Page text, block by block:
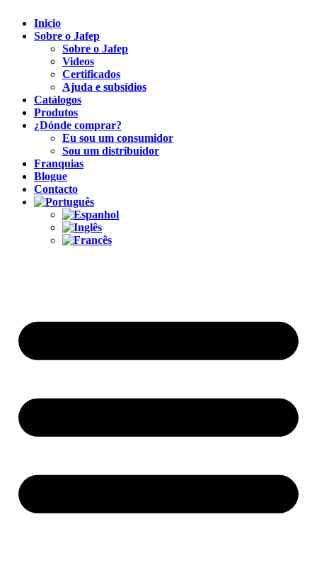
Inicio
Sobre o Jafep
Sobre o Jafep
Videos
Certificados
Ajuda e subsídios
Catálogos
Produtos
¿Dónde comprar?
Eu sou um consumidor
Sou um distribuidor
Franquias
Blogue
Contacto